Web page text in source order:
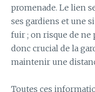
promenade. Le lien
ses gardiens et une
fuir ; on risque de ne
donc crucial de la
maintenir une
Toutes ces